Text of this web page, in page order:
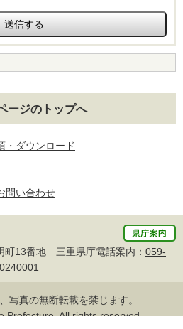
ージのトップへ
・ダウンロード
問い合わせ
13番地 三重県庁電話案内： 059-
写真の無断転載を禁じます。
Prefecture, All rights reserved.